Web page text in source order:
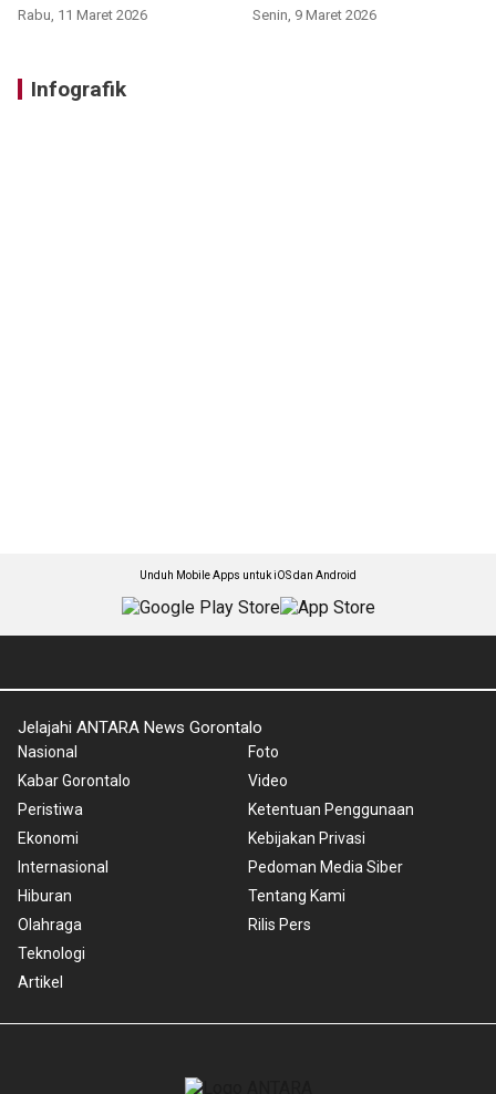
Rabu, 11 Maret 2026 Senin, 9 Maret 2026
Infografik
Unduh Mobile Apps untuk iOS dan Android
Jelajahi ANTARA News Gorontalo
Nasional
Kabar Gorontalo
Peristiwa
Ekonomi
Internasional
Hiburan
Olahraga
Teknologi
Artikel
Foto
Video
Ketentuan Penggunaan
Kebijakan Privasi
Pedoman Media Siber
Tentang Kami
Rilis Pers